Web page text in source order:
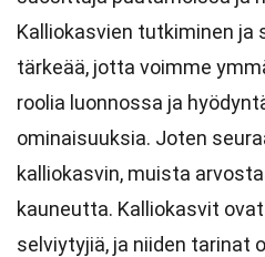
Kalliokasvien tutkiminen ja
tärkeää, jotta voimme
roolia luonnossa ja
ominaisuuksia. Joten
kalliokasvin, muista
kauneutta. Kalliokasvit
selviytyjiä, ja niiden tarinat